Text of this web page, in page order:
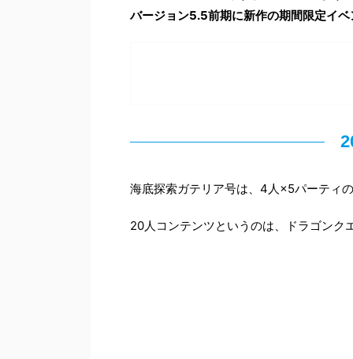
バージョン5.5前期に新作の期間限定イ
海底探索ガテリア号は、4人×5パーティ
20人コンテンツというのは、ドラゴンク